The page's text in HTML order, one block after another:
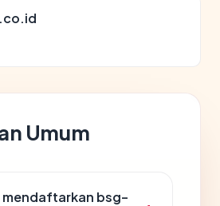
Umum
mendaftarkan bsg-